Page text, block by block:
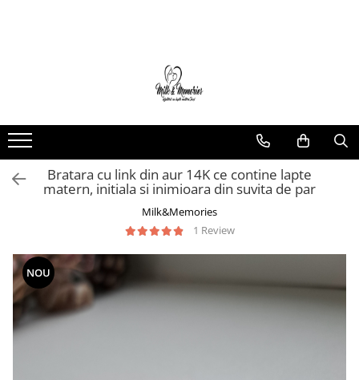
Brățări argint
Brățări șnur
Charm-uri
Cercei
Inele
Inele aur
Inele argint
Pandantive
Bratara cu link din aur 14K ce contine lapte
matern, initiala si inimioara din suvita de par
Milk&Memories
1 Review
NOU